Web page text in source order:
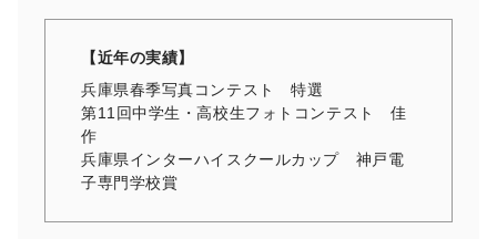
【近年の実績】
兵庫県春季写真コンテスト 特選
第11回中学生・高校生フォトコンテスト 佳
作
兵庫県インターハイスクールカップ 神戸電
子専門学校賞